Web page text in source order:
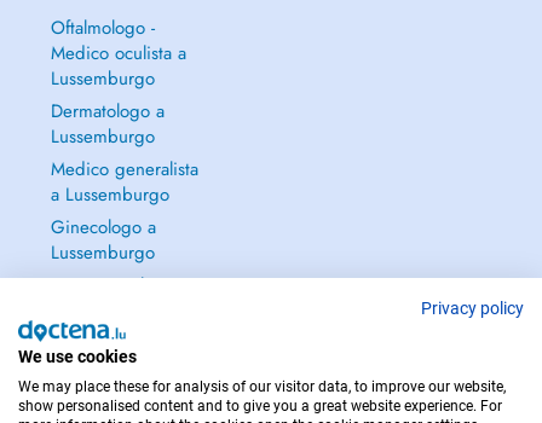
Oftalmologo -
Medico oculista a
Lussemburgo
Dermatologo a
Lussemburgo
Medico generalista
a Lussemburgo
Ginecologo a
Lussemburgo
Continua a leggere
Privacy policy
We use cookies
We may place these for analysis of our visitor data, to improve our website,
show personalised content and to give you a great website experience. For